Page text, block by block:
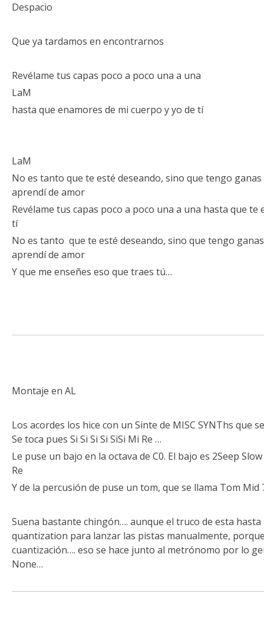
Despacio
Que ya tardamos en encontrarnos
Revélame tus capas poco a poco una a una
LaM
hasta que enamores de mi cuerpo y yo de tí
LaM
No es tanto que te esté deseando, sino que tengo
aprendí de amor
Revélame tus capas poco a poco una a una hasta que
tí
No es tanto que te esté deseando, sino que tengo
aprendí de amor
Y que me enseñes eso que traes tú…
Montaje en AL
Los acordes los hice con un Sinte de MISC SYNThs que
Se toca pues Si Si Si Si SiSi Mi Re …
Le puse un bajo en la octava de C0. El bajo es 2Seep
Re
Y de la percusión de puse un tom, que se llama Tom Mid
Suena bastante chingón…. aunque el truco de esta
quantization para lanzar las pistas manualmente,
cuantización…. eso se hace junto al metrónomo por lo
None…